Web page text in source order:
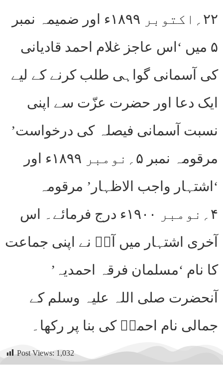
۲۲؍اکتوبر ۱۸۹۹ء اور ضمیمہ نمبر
۵ میں ‘اس عاجز غلام احمد قادیانی
کی آسمانی گواہی طلب کرنے کے لیے
ایک دعا اور حضرت عزّت سے اپنی
نسبت آسمانی فیصلہ کی درخواست’
مرقومہ نمبر ۵؍نومبر ۱۸۹۹ء اور
‘اشتہار واجب الاظہار’ مرقومہ
۴؍نومبر ۱۹۰۰ء درج فرمائے۔ اس
آخری اشتہار میں آپؑ نے اپنی جماعت
کا نام ‘مسلمان فرقہ احمدیہ’
آنحضرت صلی اللہ علیہ وسلم کے
جمالی نام احمدؐ کی بنا پر رکھا۔
Post Views: 1,032